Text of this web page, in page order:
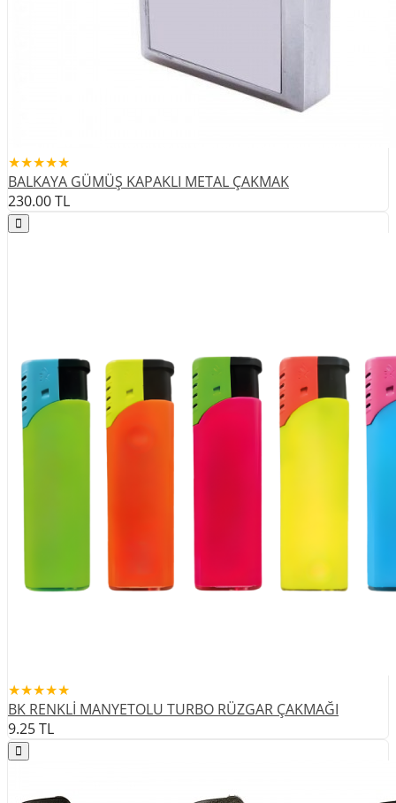
★★★★★
BALKAYA GÜMÜŞ KAPAKLI METAL ÇAKMAK
230.00TL
★★★★★
BK RENKLİ MANYETOLU TURBO RÜZGAR ÇAKMAĞI
9.25TL